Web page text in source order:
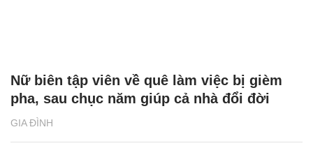
GIA ĐÌNH
Nữ biên tập viên về quê làm việc bị gièm
pha, sau chục năm giúp cả nhà đổi đời